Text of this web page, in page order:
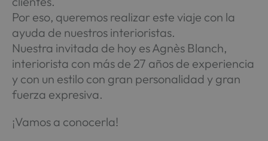
Por eso, queremos realizar este viaje con la
ayuda de nuestros interioristas.
Nuestra invitada de hoy es Agnès Blanch,
interiorista con más de 27 años de experiencia
y con un estilo con gran personalidad y gran
fuerza expresiva.
¡Vamos a conocerla!